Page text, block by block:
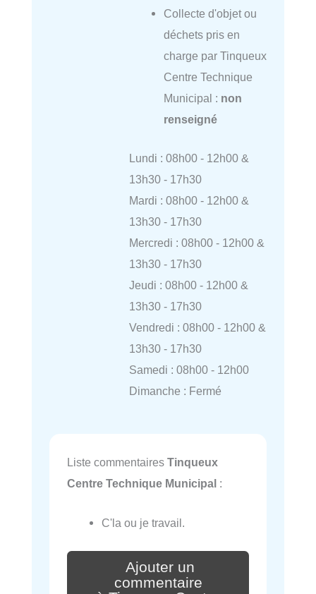
Collecte d'objet ou
déchets pris en
charge par Tinqueux
Centre Technique
Municipal : non
renseigné
Lundi : 08h00 - 12h00 &
13h30 - 17h30
Mardi : 08h00 - 12h00 &
13h30 - 17h30
Mercredi : 08h00 - 12h00 &
13h30 - 17h30
Jeudi : 08h00 - 12h00 &
13h30 - 17h30
Vendredi : 08h00 - 12h00 &
13h30 - 17h30
Samedi : 08h00 - 12h00
Dimanche : Fermé
Liste commentaires Tinqueux
Centre Technique Municipal :
C'la ou je travail.
Ajouter un
commentaire